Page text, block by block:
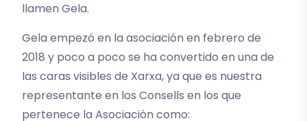
llamen Gela.
Gela empezó en la asociación en febrero de
2018 y poco a poco se ha convertido en una de
las caras visibles de Xarxa, ya que es nuestra
representante en los Consells en los que
pertenece la Asociación como: